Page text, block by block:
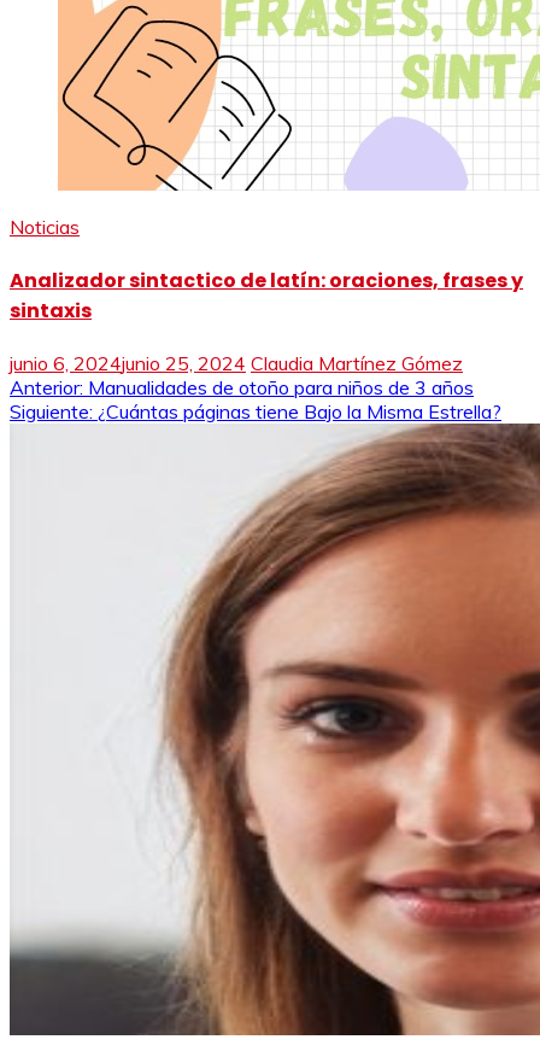
Noticias
Analizador sintactico de latín: oraciones, frases y
sintaxis
junio 6, 2024junio 25, 2024 Claudia Martínez Gómez
Navegación
de
Anterior: Manualidades de otoño para niños de 3 años
Siguiente: ¿Cuántas páginas tiene Bajo la Misma Estrella?